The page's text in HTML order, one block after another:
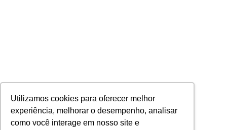
Utilizamos cookies para oferecer melhor
experiência, melhorar o desempenho, analisar
como você interage em nosso site e